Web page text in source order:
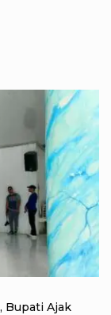
Bupati Ajak